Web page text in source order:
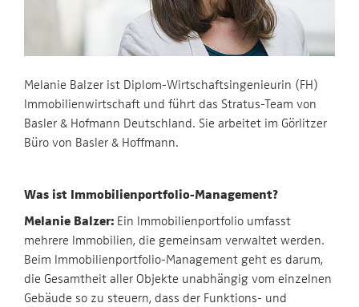
Melanie Balzer ist Diplom-Wirtschaftsingenieurin (FH)
Immobilienwirtschaft und führt das Stratus-Team von
Basler & Hofmann Deutschland. Sie arbeitet im Görlitzer
Büro von Basler & Hoffmann.
Was ist Immobilienportfolio-Management?
Melanie Balzer: Ein Immobilienportfolio umfasst
mehrere Immobilien, die gemeinsam verwaltet werden.
Beim Immobilienportfolio-Management geht es darum,
die Gesamtheit aller Objekte unabhängig vom einzelnen
Gebäude so zu steuern, dass der Funktions- und